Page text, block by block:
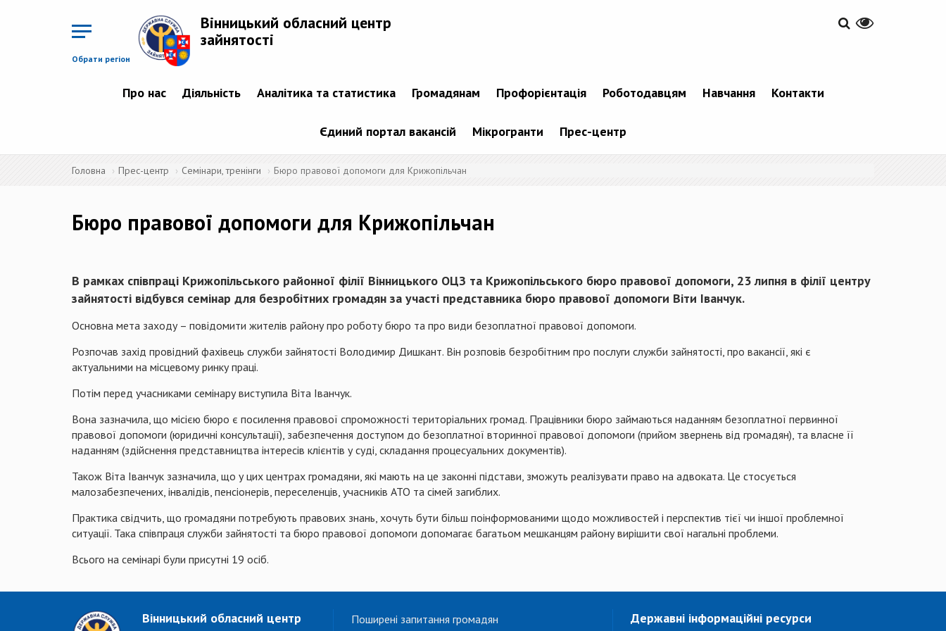
Обрати регіон
Вінницький обласний центр
зайнятості
Про нас Діяльність Аналітика та статистика Громадянам Профорієнтація Роботодавцям Навчання Контакти
Єдиний портал вакансій Мікрогранти Прес-центр
Головна Прес-центр Семінари, тренінги Бюро правової допомоги для Крижопільчан
Бюро правової допомоги для Крижопільчан
В рамках співпраці Крижопільського районної філії Вінницького ОЦЗ та Крижопільського бюро правової допомоги, 23 липня в філії центру
зайнятості відбувся семінар для безробітних громадян за участі представника бюро правової допомоги Віти Іванчук.
Основна мета заходу – повідомити жителів району про роботу бюро та про види безоплатної правової допомоги.
Розпочав захід провідний фахівець служби зайнятості Володимир Дишкант. Він розповів безробітним про послуги служби зайнятості, про вакансії, які є
актуальними на місцевому ринку праці.
Потім перед учасниками семінару виступила Віта Іванчук.
Вона зазначила, що місією бюро є посилення правової спроможності територіальних громад. Працівники бюро займаються наданням безоплатної первинної
правової допомоги (юридичні консультації), забезпечення доступом до безоплатної вторинної правової допомоги (прийом звернень від громадян), та власне її
наданням (здійснення представництва інтересів клієнтів у суді, складання процесуальних документів).
Також Віта Іванчук зазначила, що у цих центрах громадяни, які мають на це законні підстави, зможуть реалізувати право на адвоката. Це стосується
малозабезпечених, інвалідів, пенсіонерів, переселенців, учасників АТО та сімей загиблих.
Практика свідчить, що громадяни потребують правових знань, хочуть бути більш поінформованими щодо можливостей і перспектив тієї чи іншої проблемної
ситуації. Така співпраця служби зайнятості та бюро правової допомоги допомагає багатьом мешканцям району вирішити свої нагальні проблеми.
Всього на семінарі були присутні 19 осіб.
Вінницький обласний центр
Поширені запитання громадян Державні інформаційні ресурси